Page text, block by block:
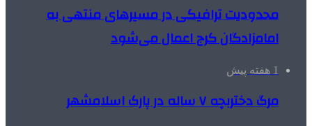
محدودیت ترافیکی در مسیرهای منتهی به
امامزادگان کرج اعمال می‌شود
1 هفته پیش
مرگ دختربچه ۷ ساله در پارک اسلامشهر